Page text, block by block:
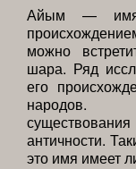
Айым — имя
можно
шара. Ряд
его
народов.
античности.
это имя имеет